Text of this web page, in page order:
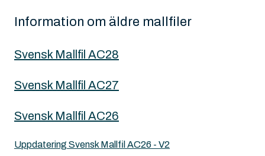
Information om äldre mallfiler
Svensk Mallfil AC28
Svensk Mallfil AC27
Svensk Mallfil AC26
Uppdatering Svensk Mallfil AC26 - V2